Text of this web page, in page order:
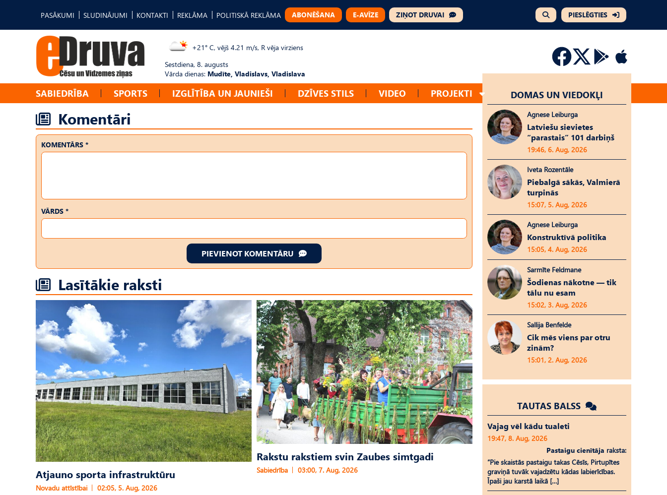
PASĀKUMI SLUDINĀJUMI KONTAKTI REKLĀMA POLITISKĀ REKLĀMA ABONĒŠANA E-AVĪZE ZIŅOT DRUVAI PIESLĒGTIES
+21° C, vējš 4.21 m/s, R vēja virziens
Sestdiena, 8. augusts
Vārda dienas: Mudīte, Vladislavs, Vladislava
SABIEDRĪBA SPORTS IZGLĪTĪBA UN JAUNIEŠI DZĪVES STILS VIDEO PROJEKTI
Komentāri
KOMENTĀRS *
VĀRDS *
PIEVIENOT KOMENTĀRU
Lasītākie raksti
Atjauno sporta infrastruktūru
Novadu attīstībai 02:05, 5. Aug, 2026
Rakstu rakstiem svin Zaubes simtgadi
Sabiedrība 03:00, 7. Aug, 2026
DOMAS UN VIEDOKĻI
Agnese Leiburga
Latviešu sievietes
“parastais” 101 darbiņš
19:46, 6. Aug, 2026
Iveta Rozentāle
Piebalgā sākās, Valmierā
turpinās
15:07, 5. Aug, 2026
Agnese Leiburga
Konstruktīvā politika
15:05, 4. Aug, 2026
Sarmīte Feldmane
Šodienas nākotne — tik
tālu nu esam
15:02, 3. Aug, 2026
Sallija Benfelde
Cik mēs viens par otru
zinām?
15:01, 2. Aug, 2026
TAUTAS BALSS
Vajag vēl kādu tualeti
19:47, 8. Aug, 2026
Pastaigu cienītāja raksta:
“Pie skaistās pastaigu takas Cēsīs, Pirtupītes
graviņā tuvāk vajadzētu kādas labierīcības.
Īpaši jau karstā laikā […]